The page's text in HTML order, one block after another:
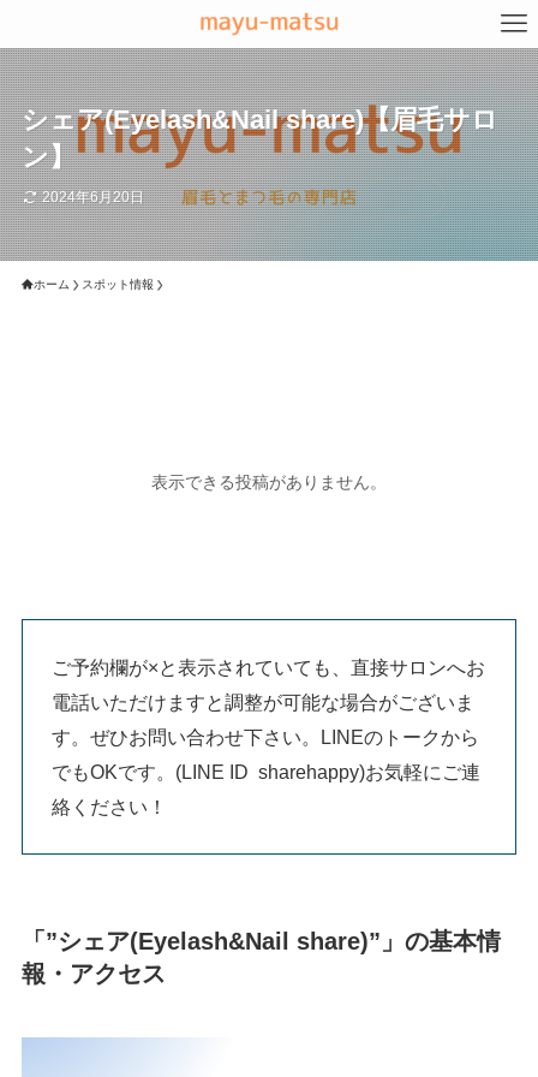
シェア(Eyelash&Nail share)【眉毛サロ
ン】
2024年6月20日
ホーム スポット情報
ご予約欄が×と表示されていても、直接サロンへお
電話いただけますと調整が可能な場合がございま
す。ぜひお問い合わせ下さい。LINEのトークから
でもOKです。(LINE ID sharehappy)お気軽にご連
絡ください！
「”シェア(Eyelash&Nail share)”」の基本情
報・アクセス